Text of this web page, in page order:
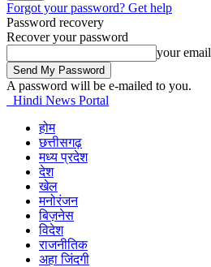
Forgot your password? Get help
Password recovery
Recover your password
your email
A password will be e-mailed to you.
Hindi News Portal
होम
छत्तीसगढ़
मध्य प्रदेश
देश
खेल
मनोरंजन
बिज़नेस
विदेश
राजनीतिक
अहा जिंदगी